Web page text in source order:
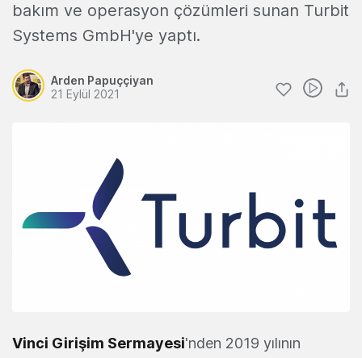
bakım ve operasyon çözümleri sunan Turbit
Systems GmbH'ye yaptı.
Arden Papuççiyan
21 Eylül 2021
Vinci Girişim Sermayesi'nden 2019 yılının